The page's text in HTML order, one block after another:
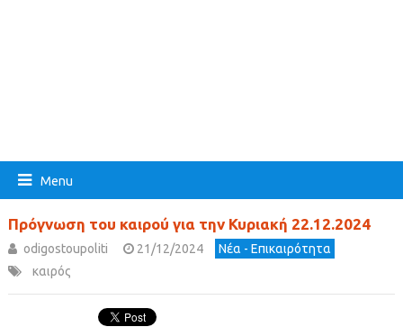
Menu
Πρόγνωση του καιρού για την Κυριακή 22.12.2024
odigostoupoliti 21/12/2024
Νέα - Επικαιρότητα
καιρός